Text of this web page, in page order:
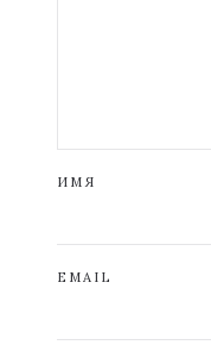
ИМЯ
EMAIL